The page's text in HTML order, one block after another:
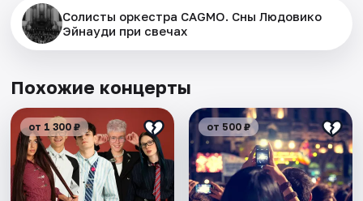
Солисты оркестра CAGMO. Сны Людовико
Эйнауди при свечах
Похожие концерты
от 1 300 ₽ от 500 ₽